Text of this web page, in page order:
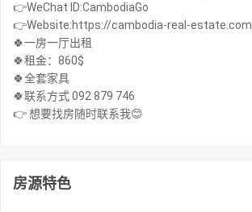
👉WeChat ID:CambodiaGo
👉Website:https://cambodia-real-estate.com
🍀一房一厅出租
🍀租金：860$
🍀全套家具
🍀联系方式 092 879 746
房源特色